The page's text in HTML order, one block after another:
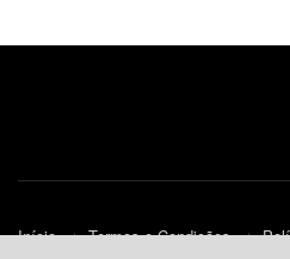
Início Termos e Condições